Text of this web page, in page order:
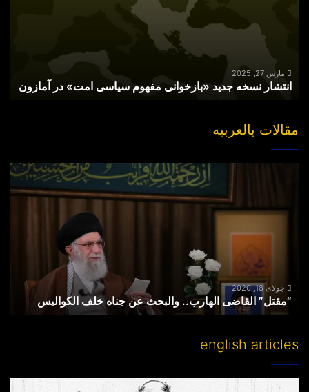
آمازونمارس 27, 2025
انتشار نسخه جدید «بازخوانی مفهوم سیاسی امت» در آمازون
مقالات بالعربیه
والبحث
جولای 18, 2020
“مقتل” القاضی الهارب.. والبحث عن جناه خلف الکوالیس
english articles